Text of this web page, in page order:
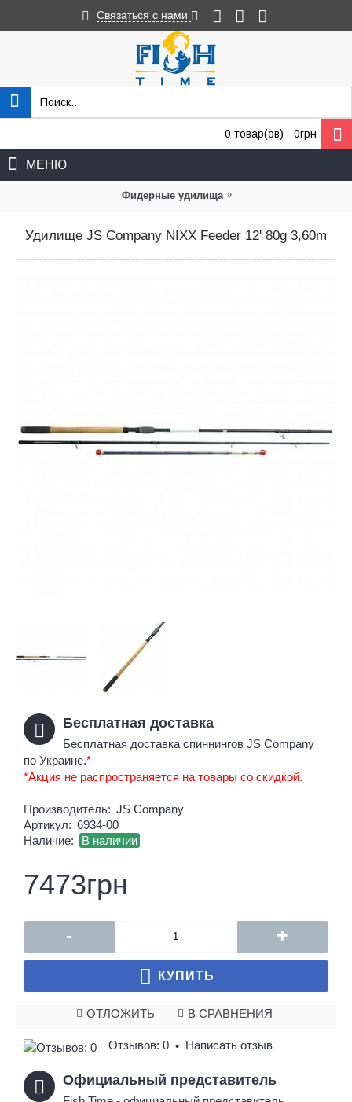
Связаться с нами
0 товар(ов) - 0грн
МЕНЮ
Фидерные удилища
Удилище JS Company NIXX Feeder 12' 80g 3,60m
Бесплатная доставка
Бесплатная доставка спиннингов JS Company
по Украине.*
*Акция не распространяется на товары со скидкой.
Производитель: JS Company
Артикул: 6934-00
Наличие:
В наличии
7473грн
- +
КУПИТЬ
ОТЛОЖИТЬ В СРАВНЕНИЯ
Отзывов: 0 • Написать отзыв
Официальный представитель